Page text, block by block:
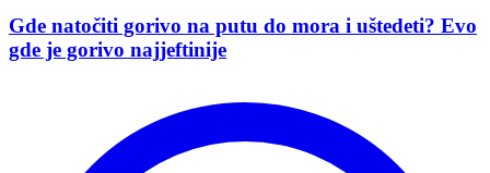
Gde natočiti gorivo na putu do mora i uštedeti? Evo
gde je gorivo najjeftinije